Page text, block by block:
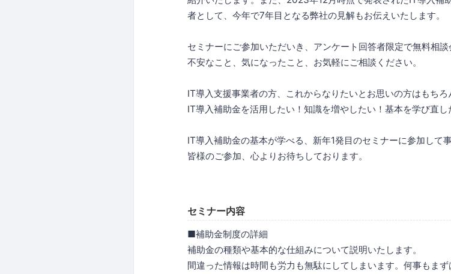
者として、今年で7年目となる弊社の見解もお伝えいたします。
セミナーにご参加いただいき、アンケート回答者限定で無料相
不安なこと、気になったこと、お気軽にご相談ください。
IT導入支援事業者の方、これからなりたいとお思いの方はもちろ
IT導入補助金を活用したい！知識を増やしたい！基本を学び直し
IT導入補助金の基本が学べる、新年1発目のセミナーに参加して
皆様のご参加、心よりお待ちしております。
セミナー内容
■補助金制度の詳細
補助金の種類や基本的な仕組みについて説明いたします。
間違った情報は時間も労力も無駄にしてしまいます。何事もまず